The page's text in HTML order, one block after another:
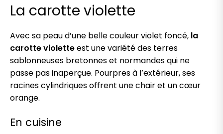
La carotte violette
Avec sa peau d’une belle couleur violet foncé, la
carotte violetteest une variété des terres
sablonneuses bretonnes et normandes qui ne
passe pas inaperçue. Pourpres à l’extérieur, ses
racines cylindriques offrent une chair et un cœur
orange.
En cuisine